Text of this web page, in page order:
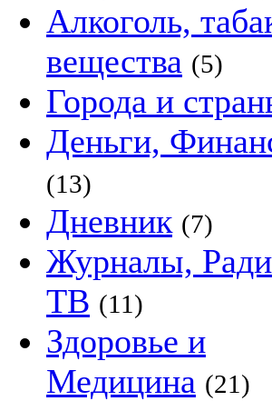
Алкоголь,
вещества (5)
Города и
Деньги,
(13)
Дневник (7)
Журналы,
ТВ (11)
Здоровье и
Медицина (21)